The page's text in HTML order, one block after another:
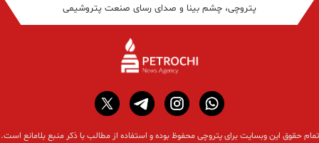
پتروچی، چشم بینا و صدای رسای صنعت پتروشیمی
تمام حقوق این وبسایت برای پتروچی محفوظ بوده و استفاده از مطالب با ذکر منبع بلامانع است.